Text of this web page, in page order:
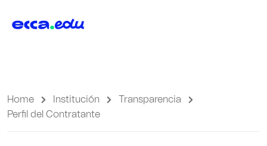
Home Institución
Transparencia
Perfil del Contratante